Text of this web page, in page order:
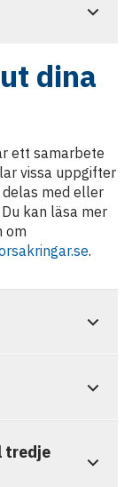
dina
ett samarbete
vissa uppgifter
delas med eller
kan läsa mer
om
.
tredje